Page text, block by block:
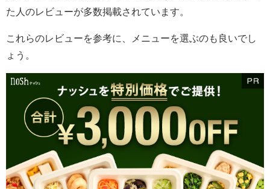
た人のレビューが多数掲載されています。
これらのレビューを参考に、メニューを選ぶのも良いでし
ょう。